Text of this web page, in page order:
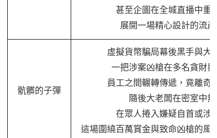
甚至企圖在全城直播中重
展開一場精心設計的流
骯髒的子彈
虛擬貨幣騙局幕後黑手與大
一把涉案凶槍在多名貪財
員工之間輾轉傳遞，竟離奇
隨後大老闆在密室中
在眾人捲入嫌疑自首或涉
這場圍繞百萬賞金與致命凶槍的風